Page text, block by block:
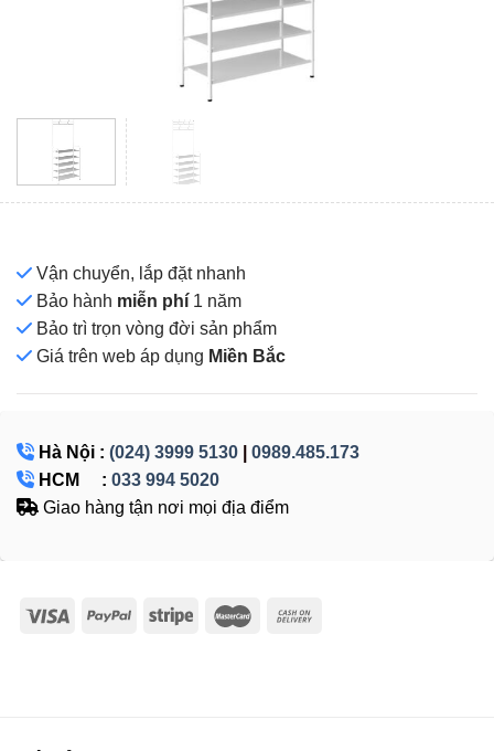
Vận chuyển, lắp đặt nhanh
Bảo hành miễn phí 1 năm
Bảo trì trọn vòng đời sản phẩm
Giá trên web áp dụng Miền Bắc
Hà Nội : (024) 3999 5130
0989.485.173
HCM : 033 994 5020
Giao hàng tận nơi mọi địa điểm